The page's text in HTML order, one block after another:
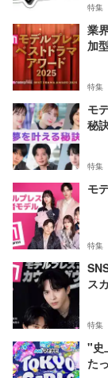
特集
業
加
特集
モ
秘
特集
モ
特集
ス
特集
"史
た